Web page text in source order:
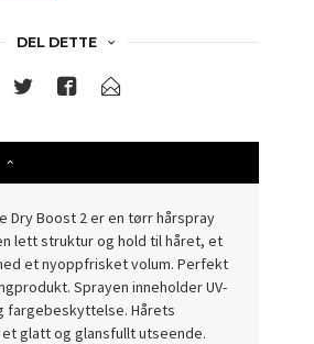
DEL DETTE
Dry Boost 2 er en tørr hårspray
lett struktur og hold til håret, et
et nyoppfrisket volum. Perfekt
Sprayen inneholder UV-
fargebeskyttelse. Hårets
glatt og glansfullt utseende.